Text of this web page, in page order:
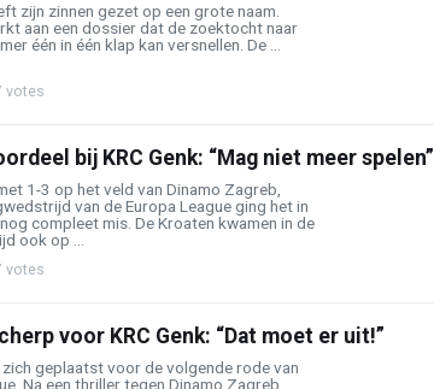
zijn zinnen gezet op een grote naam.
aan een dossier dat de zoektocht naar
één in één klap kan versnellen. De ...
votes
bij KRC Genk: “Mag niet meer spelen”
1-3 op het veld van Dinamo Zagreb,
van de Europa League ging het in
compleet mis. De Kroaten kwamen in de
ook op ...
votes
voor KRC Genk: “Dat moet er uit!”
zich geplaatst voor de volgende rode van
Na een thriller tegen Dinamo Zagreb